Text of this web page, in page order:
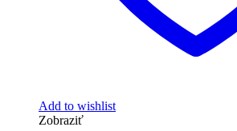
Add to wishlist
Zobraziť